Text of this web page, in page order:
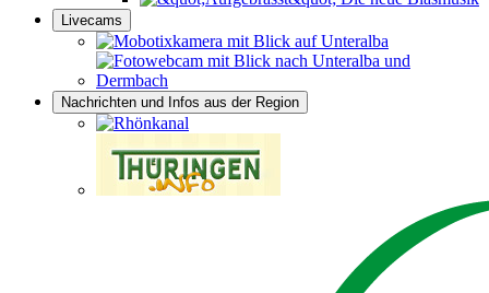
Livecams
Nachrichten und Infos aus der Region